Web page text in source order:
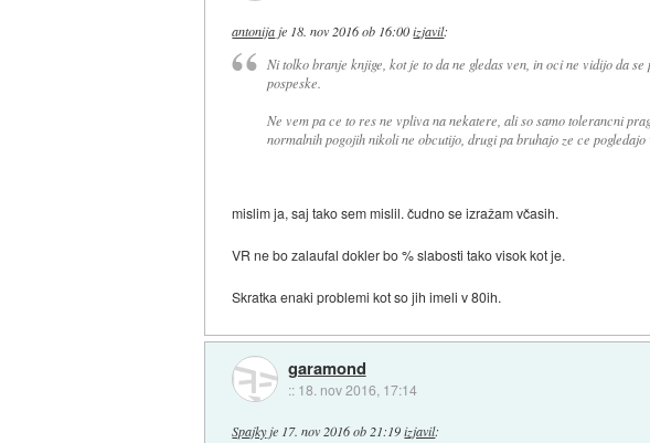
antonija je 18. nov 2016 ob 16:00 izjavil:
Ni tolko branje knjige, kot je to da ne gledas ven, in oci ne vidijo da
pospeske.
Ne vem pa ce to res ne vpliva na nekatere, ali so samo tolerancni
normalnih pogojih nikoli ne obcutijo, drugi pa bruhajo ze ce pogledajo
mislim ja, saj tako sem mislil. čudno se izražam včasih.
VR ne bo zalaufal dokler bo % slabosti tako visok kot je.
Skratka enaki problemi kot so jih imeli v 80ih.
garamond
:: 18. nov 2016, 17:14
Spajkyje 17. nov 2016 ob 21:19 izjavil: